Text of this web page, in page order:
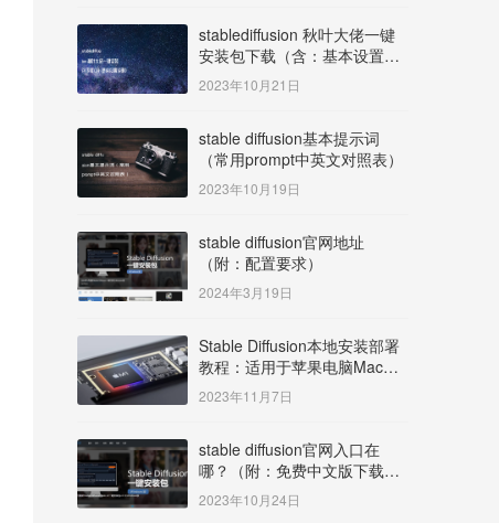
stablediffusion 秋叶大佬一键
安装包下载（含：基本设置说
明）
2023年10月21日
stable diffusion基本提示词
（常用prompt中英文对照表）
2023年10月19日
stable diffusion官网地址
（附：配置要求）
2024年3月19日
Stable Diffusion本地安装部署
教程：适用于苹果电脑Mac
OS系统M系列芯片：
MacBook/iMac等
2023年11月7日
stable diffusion官网入口在
哪？（附：免费中文版下载安
装教程）
2023年10月24日